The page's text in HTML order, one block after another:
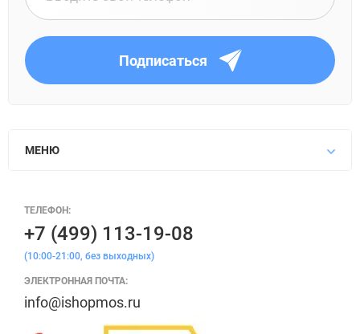
Подписаться
МЕНЮ
ТЕЛЕФОН:
+7 (499) 113-19-08
(10:00-21:00, без выходных)
ЭЛЕКТРОННАЯ ПОЧТА:
info@ishopmos.ru